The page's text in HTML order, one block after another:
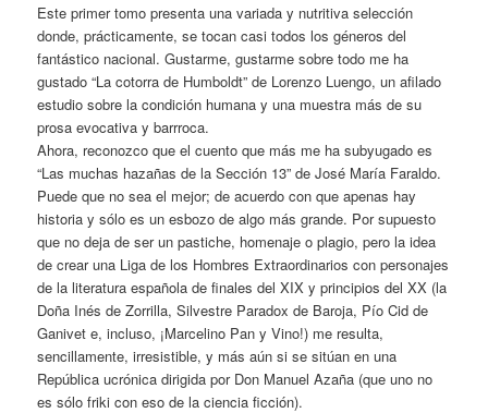
Este primer tomo presenta una variada y nutritiva selección
donde, prácticamente, se tocan casi todos los géneros del
fantástico nacional. Gustarme, gustarme sobre todo me ha
gustado “La cotorra de Humboldt” de Lorenzo Luengo, un afilado
estudio sobre la condición humana y una muestra más de su
prosa evocativa y barrroca.
Ahora, reconozco que el cuento que más me ha subyugado es
“Las muchas hazañas de la Sección 13” de José María Faraldo.
Puede que no sea el mejor; de acuerdo con que apenas hay
historia y sólo es un esbozo de algo más grande. Por supuesto
que no deja de ser un pastiche, homenaje o plagio, pero la idea
de crear una Liga de los Hombres Extraordinarios con personajes
de la literatura española de finales del XIX y principios del XX (la
Doña Inés de Zorrilla, Silvestre Paradox de Baroja, Pío Cid de
Ganivet e, incluso, ¡Marcelino Pan y Vino!) me resulta,
sencillamente, irresistible, y más aún si se sitúan en una
República ucrónica dirigida por Don Manuel Azaña (que uno no
es sólo friki con eso de la ciencia ficción).